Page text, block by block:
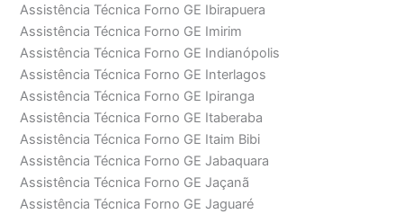
Assistência Técnica Forno GE Ibirapuera
Assistência Técnica Forno GE Imirim
Assistência Técnica Forno GE Indianópolis
Assistência Técnica Forno GE Interlagos
Assistência Técnica Forno GE Ipiranga
Assistência Técnica Forno GE Itaberaba
Assistência Técnica Forno GE Itaim Bibi
Assistência Técnica Forno GE Jabaquara
Assistência Técnica Forno GE Jaçanã
Assistência Técnica Forno GE Jaguaré